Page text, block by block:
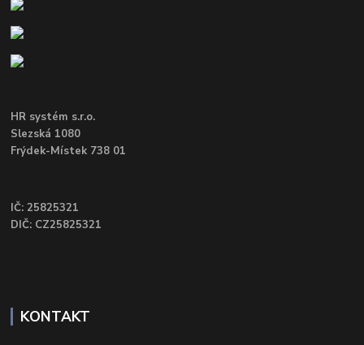
HR systém s.r.o.
Slezská 1080
Frýdek-Místek 738 01
IČ: 25825321
DIČ: CZ25825321
KONTAKT